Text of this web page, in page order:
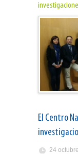
El Centro
24